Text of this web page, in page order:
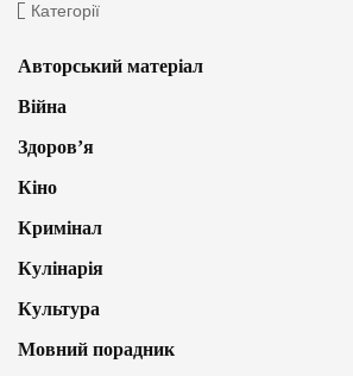
Категорії
Авторський матеріал
Війна
Здоров’я
Кіно
Кримінал
Кулінарія
Культура
Мовний порадник